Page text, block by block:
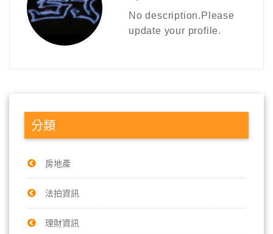
No description.Please
update your profile.
分類
房地產
法拍資訊
理財資訊